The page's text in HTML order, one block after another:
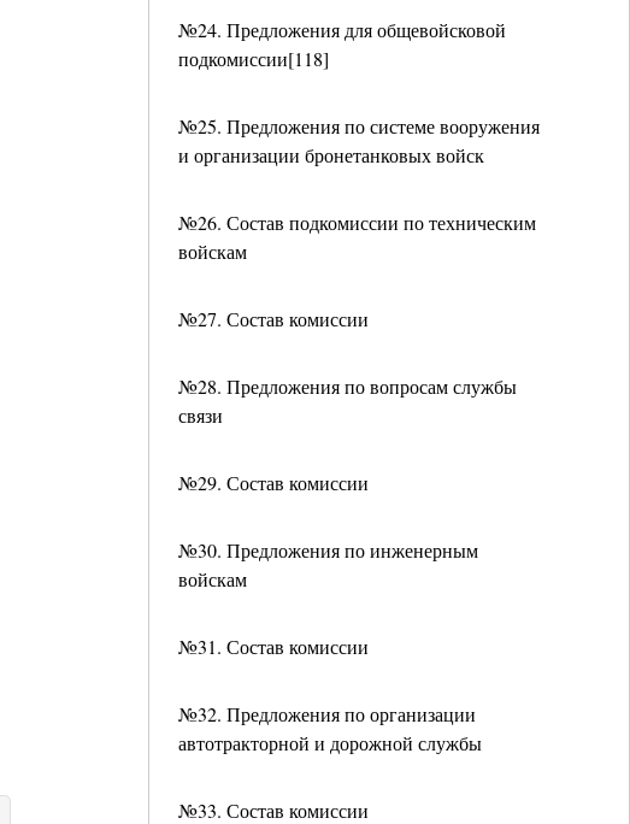
№24. Предложения для общевойсковой
подкомиссии[118]
№25. Предложения по системе вооружения
и организации бронетанковых войск
№26. Состав подкомиссии по техническим
войскам
№27. Состав комиссии
№28. Предложения по вопросам службы
связи
№29. Состав комиссии
№30. Предложения по инженерным
войскам
№31. Состав комиссии
№32. Предложения по организации
автотракторной и дорожной службы
№33. Состав комиссии